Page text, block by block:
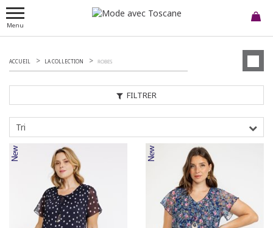
Menu
FILTRER
ACCUEIL LA COLLECTION ROBES
Tri